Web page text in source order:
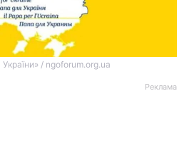
/ ngoforum.org.ua
Реклама